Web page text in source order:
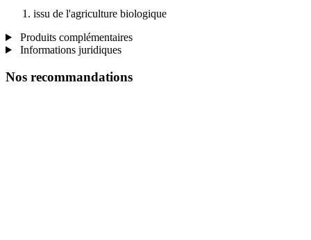
issu de l'agriculture biologique
Produits complémentaires
Informations juridiques
Nos recommandations